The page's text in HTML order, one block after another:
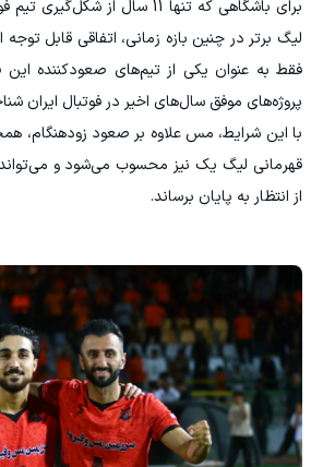
برای باشگاهی که تنها 11 سال از
لیگ برتر در چنین بازه زمانی، اتفاقی قابل
فقط به‌ عنوان یکی از تیم‌های صعودکننده این
پروژه‌های موفق سال‌های اخیر در فوتبال ایران
با این شرایط، مس علاوه بر صعود زودهنگام،
قهرمانی لیگ یک نیز محسوب می‌شود و می‌تواند
از انتظار به پایان برساند.